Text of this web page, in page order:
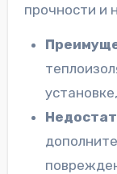
прочности и